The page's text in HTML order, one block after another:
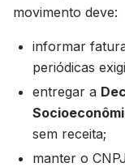
movimento deve:
informar
periódicas
entregar a
sem receita;
manter o